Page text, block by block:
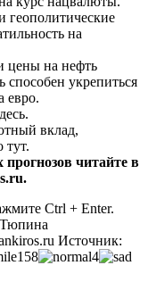
на
цены на нефть
способен укрепиться
евро.
вклад,
тут.
читайте в
Ctrl + Enter.
Источник:
158
4